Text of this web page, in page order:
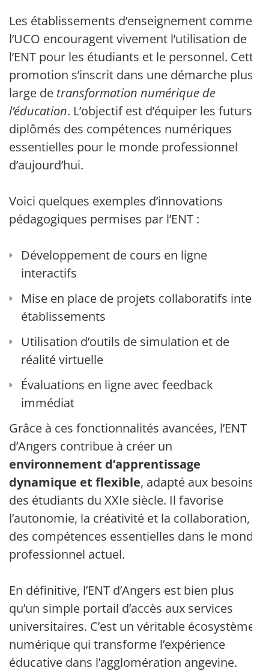
Les établissements d’enseignement comme
l’UCO encouragent vivement l’utilisation de
l’ENT pour les étudiants et le personnel. Cette
promotion s’inscrit dans une démarche plus
large de transformation numérique de
l’éducation. L’objectif est d’équiper les futurs
diplômés des compétences numériques
essentielles pour le monde professionnel
d’aujourd’hui.
Voici quelques exemples d’innovations
pédagogiques permises par l’ENT :
Développement de cours en ligne
interactifs
Mise en place de projets collaboratifs inter-
établissements
Utilisation d’outils de simulation et de
réalité virtuelle
Évaluations en ligne avec feedback
immédiat
Grâce à ces fonctionnalités avancées, l’ENT
d’Angers contribue à créer un
environnement d’apprentissage
dynamique et flexible, adapté aux besoins
des étudiants du XXIe siècle. Il favorise
l’autonomie, la créativité et la collaboration,
des compétences essentielles dans le monde
professionnel actuel.
En définitive, l’ENT d’Angers est bien plus
qu’un simple portail d’accès aux services
universitaires. C’est un véritable écosystème
numérique qui transforme l’expérience
éducative dans l’agglomération angevine.